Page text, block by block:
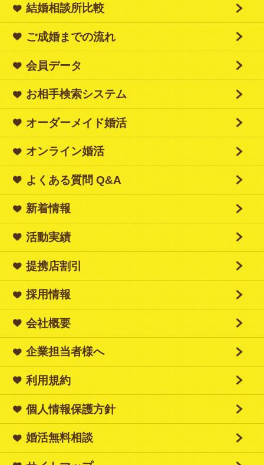
結婚相談所比較
ご成婚までの流れ
会員データ
お相手検索システム
オーダーメイド婚活
オンライン婚活
よくある質問 Q&A
新着情報
活動実績
提携店割引
採用情報
会社概要
企業担当者様へ
利用規約
個人情報保護方針
婚活無料相談